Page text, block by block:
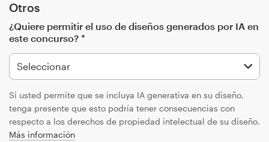
Otros
¿Quiere permitir el uso de diseños generados por IA en
este concurso? *
Si usted permite que se incluya IA generativa en su diseño,
tenga presente que esto podría tener consecuencias con
respecto a los derechos de propiedad intelectual de su diseño.
Más información